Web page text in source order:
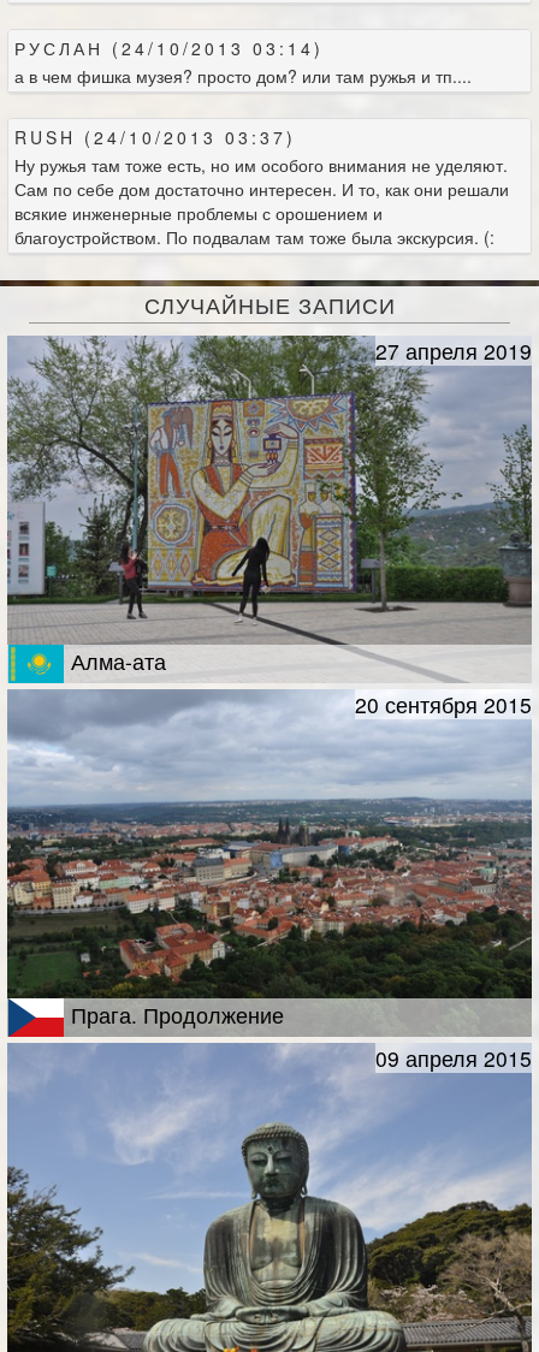
РУСЛАН (24/10/2013 03:14)
а в чем фишка музея? просто дом? или там ружья и тп....
RUSH (24/10/2013 03:37)
Ну ружья там тоже есть, но им особого внимания не уделяют.
Сам по себе дом достаточно интересен. И то, как они решали
всякие инженерные проблемы с орошением и
благоустройством. По подвалам там тоже была экскурсия. (:
СЛУЧАЙНЫЕ ЗАПИСИ
Алма-ата
27 апреля 2019
Прага. Продолжение
20 сентября 2015
09 апреля 2015